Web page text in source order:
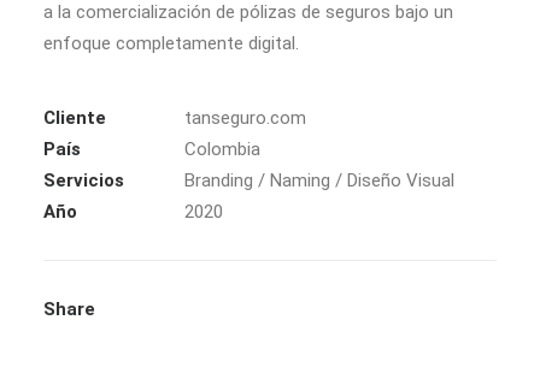
a la comercialización de pólizas de seguros bajo un
enfoque completamente digital.
Cliente
tanseguro.com
País
Colombia
Servicios
Branding / Naming / Diseño Visual
Año
2020
Share